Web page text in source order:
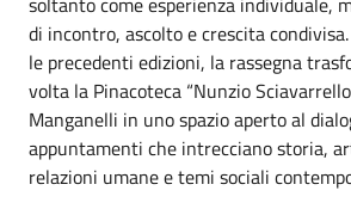
di incontro, ascolto e crescita
le precedenti edizioni, la rassegna
volta la Pinacoteca “Nunzio
Manganelli in uno spazio aperto al
appuntamenti che intrecciano storia,
relazioni umane e temi sociali